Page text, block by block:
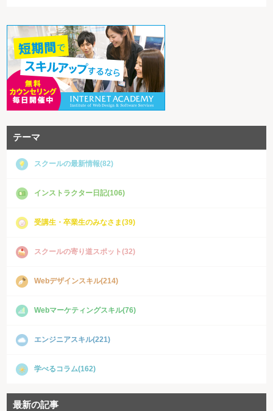
テーマ
スクールの最新情報(82)
インストラクター日記(106)
受講生・卒業生のみなさま(39)
スクールの寄り道スポット(32)
Webデザインスキル(214)
Webマーケティングスキル(76)
エンジニアスキル(221)
学べるコラム(162)
最新の記事